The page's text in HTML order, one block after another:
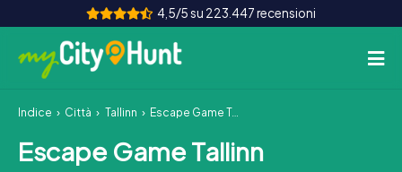
4,5/5 su 223.447 recensioni
Come funziona
Città
Indice Città Tallinn Escape Game Tallinn
Escape Game Tallinn